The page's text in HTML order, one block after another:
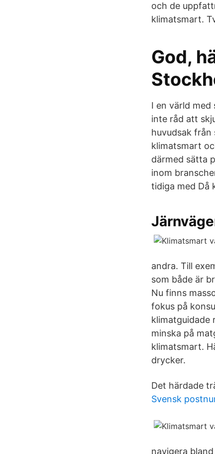
och de
klimatsmart.
God,
I en värld
inte råd att
huvudsak
klimatsmart
därmed sätta
inom
tidiga med Då
andra. Till
som både är
Nu finns
fokus på
klimatguidade
minska på
klimatsmart.
drycker.
Det härdade
Svensk
navigera